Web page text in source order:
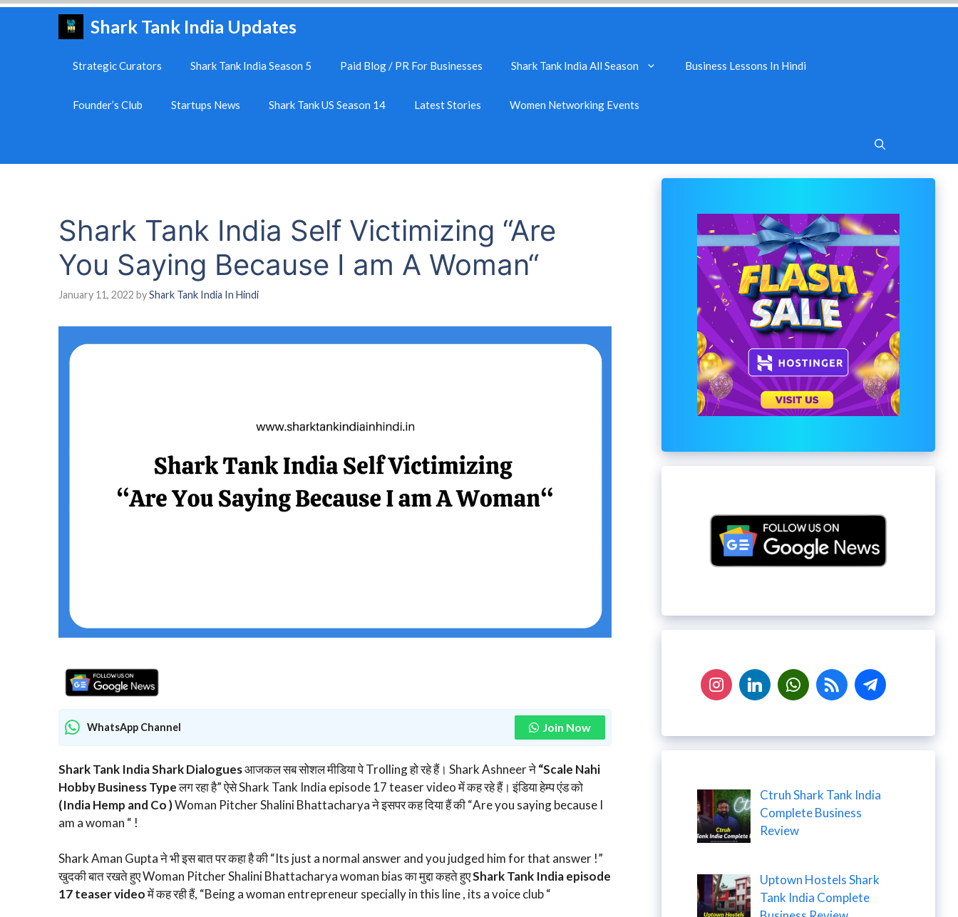
Shark Tank India Updates
Strategic Curators Shark Tank India Season 5 Paid Blog / PR For Businesses Shark Tank India All Season Business Lessons In Hindi
Founder’s Club Startups News Shark Tank US Season 14 Latest Stories Women Networking Events
Shark Tank India Self Victimizing “Are
You Saying Because I am A Woman“
January 11, 2022 byShark Tank India In Hindi
WhatsApp Channel Join Now
Shark Tank India Shark Dialoguesआजकल सब सोशल मीडिया पे Trolling हो रहे हैं। Shark Ashneer ने“Scale Nahi
Hobby Business Typeलग रहा है” ऐसे Shark Tank India episode 17 teaser video में कह रहे हैं। इंडिया हेम्प एंड को
(India Hemp and Co )Woman Pitcher Shalini Bhattacharya ने इसपर कह दिया हैं की “Are you saying because I
am a woman “ !
Shark Aman Gupta ने भी इस बात पर कहा है की “Its just a normal answer and you judged him for that answer !”
खुदकी बात रखते हुए Woman Pitcher Shalini Bhattacharya woman bias का मुद्दा कहते हुएShark Tank India episode
17 teaser videoमें कह रही हैं, “Being a woman entrepreneur specially in this line , its a voice club “
Ctruh Shark Tank India
Complete Business
Review
Uptown Hostels Shark
Tank India Complete